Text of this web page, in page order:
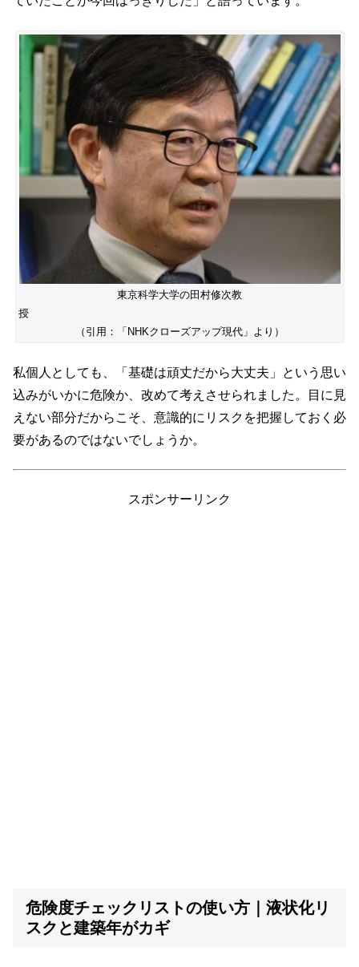
東京科学大学の田村修次教
授
（引用：「NHKクローズアップ現代」より）
私個人としても、「基礎は頑丈だから大丈夫」という思い
込みがいかに危険か、改めて考えさせられました。目に見
えない部分だからこそ、意識的にリスクを把握しておく必
要があるのではないでしょうか。
スポンサーリンク
危険度チェックリストの使い方｜液状化リ
スクと建築年がカギ